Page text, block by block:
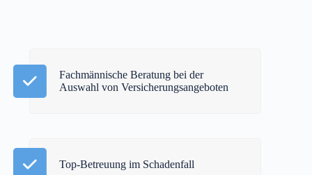
Fachmännische Beratung bei der
Auswahl von Versicherungsangeboten
Top-Betreuung im Schadenfall